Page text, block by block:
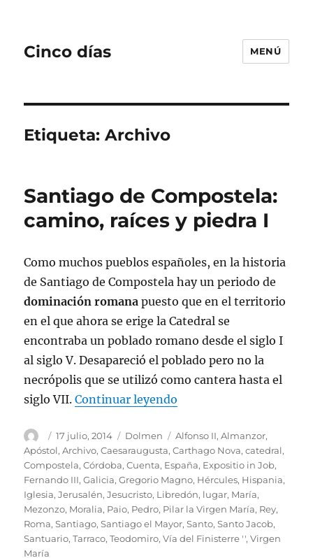
Cinco días MENÚ
Etiqueta:Archivo
Santiago de Compostela:
camino, raíces y piedra I
Como muchos pueblos españoles, en la historia
de Santiago de Compostela hay un periodo de
dominación romana puesto que en el territorio
en el que ahora se erige la Catedral se
encontraba un poblado romano desde el siglo I
al siglo V. Desapareció el poblado pero no la
necrópolis que se utilizó como cantera hasta el
siglo VII.Continuar leyendo
Autor
Publicado
el
17 julio, 2014 Categorías
Dolmen Etiquetas
Alfonso II,Almanzor,
Apóstol,Archivo,Caesaraugusta,Carthago Nova,catedral,
Compostela,Córdoba,Cuenta, España, Expositio in Job,
Fernando III,Galicia,Gregorio Magno, Hércules, Hispania,
Iglesia,Jerusalén,Jesucristo, Libredón, lugar, María,
Mezonzo, Moralia, Paio, Pedro, Pilar la Virgen María, Rey,
Roma,Santiago,Santiago el Mayor,Santo,Santo Jacob,
Santuario,Tarraco,Teodomiro,Vía del Finisterre '',Virgen
María